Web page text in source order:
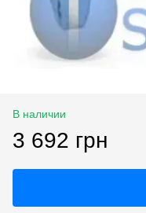
В наличии
3 692 грн